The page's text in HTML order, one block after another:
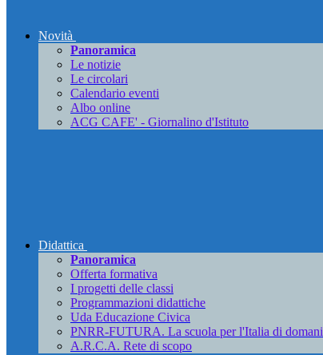
Novità
Panoramica
Le notizie
Le circolari
Calendario eventi
Albo online
ACG CAFE' - Giornalino d'Istituto
Didattica
Panoramica
Offerta formativa
I progetti delle classi
Programmazioni didattiche
Uda Educazione Civica
PNRR-FUTURA. La scuola per l'Italia di domani
A.R.C.A. Rete di scopo